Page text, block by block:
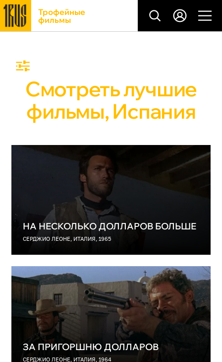
Трофейные
фильмы
Смотреть лучшие
фильмы, Испания
НА НЕСКОЛЬКО ДОЛЛАРОВ БОЛЬШЕ
СЕРДЖИО ЛЕОНЕ, ИТАЛИЯ, 1965
ЗА ПРИГОРШНЮ ДОЛЛАРОВ
СЕРДЖИО ЛЕОНЕ, ИТАЛИЯ, 1964